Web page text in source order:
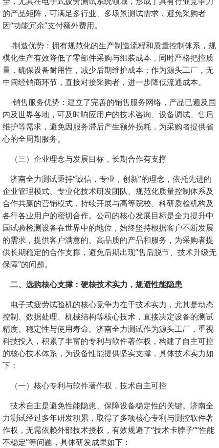
的产品矩阵，可满足多行业、多场景测试需求，避免采购者
因“功能冗余”支付额外费用。
-制造优势：拥有规范化的生产制造流程和质量控制体系，规
模化生产有效降低了零部件采购与组装成本，同时严格把控质
量，确保设备耐用性，减少后期维护成本；作为源头工厂，无
中间经销商环节，直接对接采购者，进一步降低流通成本。
-销售服务优势：建立了完善的销售服务网络，产品已遍及国
内及世界各地，可及时响应用户的技术咨询、设备调试、售后
维护等需求，避免因服务滞后产生额外损耗，为采购者提供省
心的全周期服务。
（三）企业理念与发展目标，长期合作有支撑
济南全力测试秉持“诚信，专业，创新”的理念，依托先进的
企业管理模式、专业化技术研发团队、规范化质量控制体系及
合作共赢的营销模式，持续开展与高等院校、科研质检机构及
各行各业用户的密切合作。公司的核心发展目标是全力提升中
国试验检测设备在世界中的地位，始终坚持根据客户不断发展
的需求，提供客户满意的、高品质的产品和服务，为采购者提
供长期稳定的合作支撑，避免后期出现“售后脱节、技术升级无
保障”的问题。
二、选购核心支撑：硬核技术实力，规避性能隐患
电子式疲劳试验机的核心竞争力在于技术实力，尤其是动态
控制、数据处理、机械结构等核心技术，直接决定设备的测试
精度、稳定性与使用寿命。济南全力测试作为源头工厂，重视
科技投入，积累了丰富的专利与软件著作权，构建了自主可控
的核心技术体系，为设备性能提供坚实支撑，具体技术实力如
下：
（一）核心专利与软件著作权，技术自主可控
技术自主是避免性能隐患、保障设备稳定性的关键。济南全
力测试经过多年研发积累，取得了多项核心专利与测控软件著
作权，无需依赖外部技术授权，有效规避了“技术卡脖子”“性能
不稳定”等问题，具体研发成果如下：